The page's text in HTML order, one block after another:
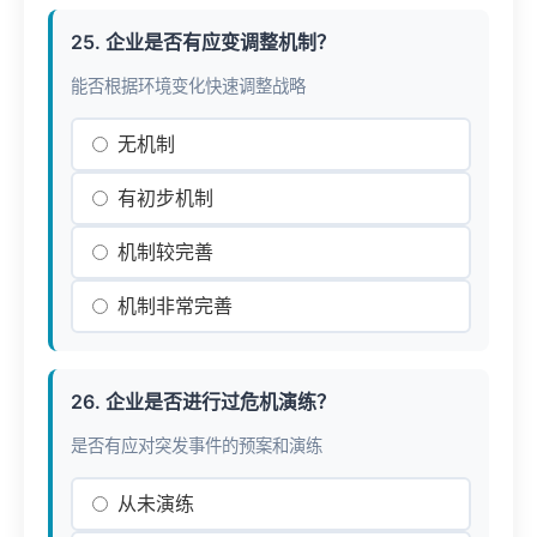
25. 企业是否有应变调整机制？
能否根据环境变化快速调整战略
无机制
有初步机制
机制较完善
机制非常完善
26. 企业是否进行过危机演练？
是否有应对突发事件的预案和演练
从未演练